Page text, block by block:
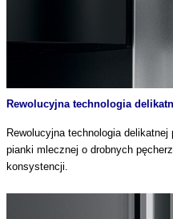
Rewolucyjna technologia
Rewolucyjna technologia
pianki mlecznej o drobnych
konsystencji.